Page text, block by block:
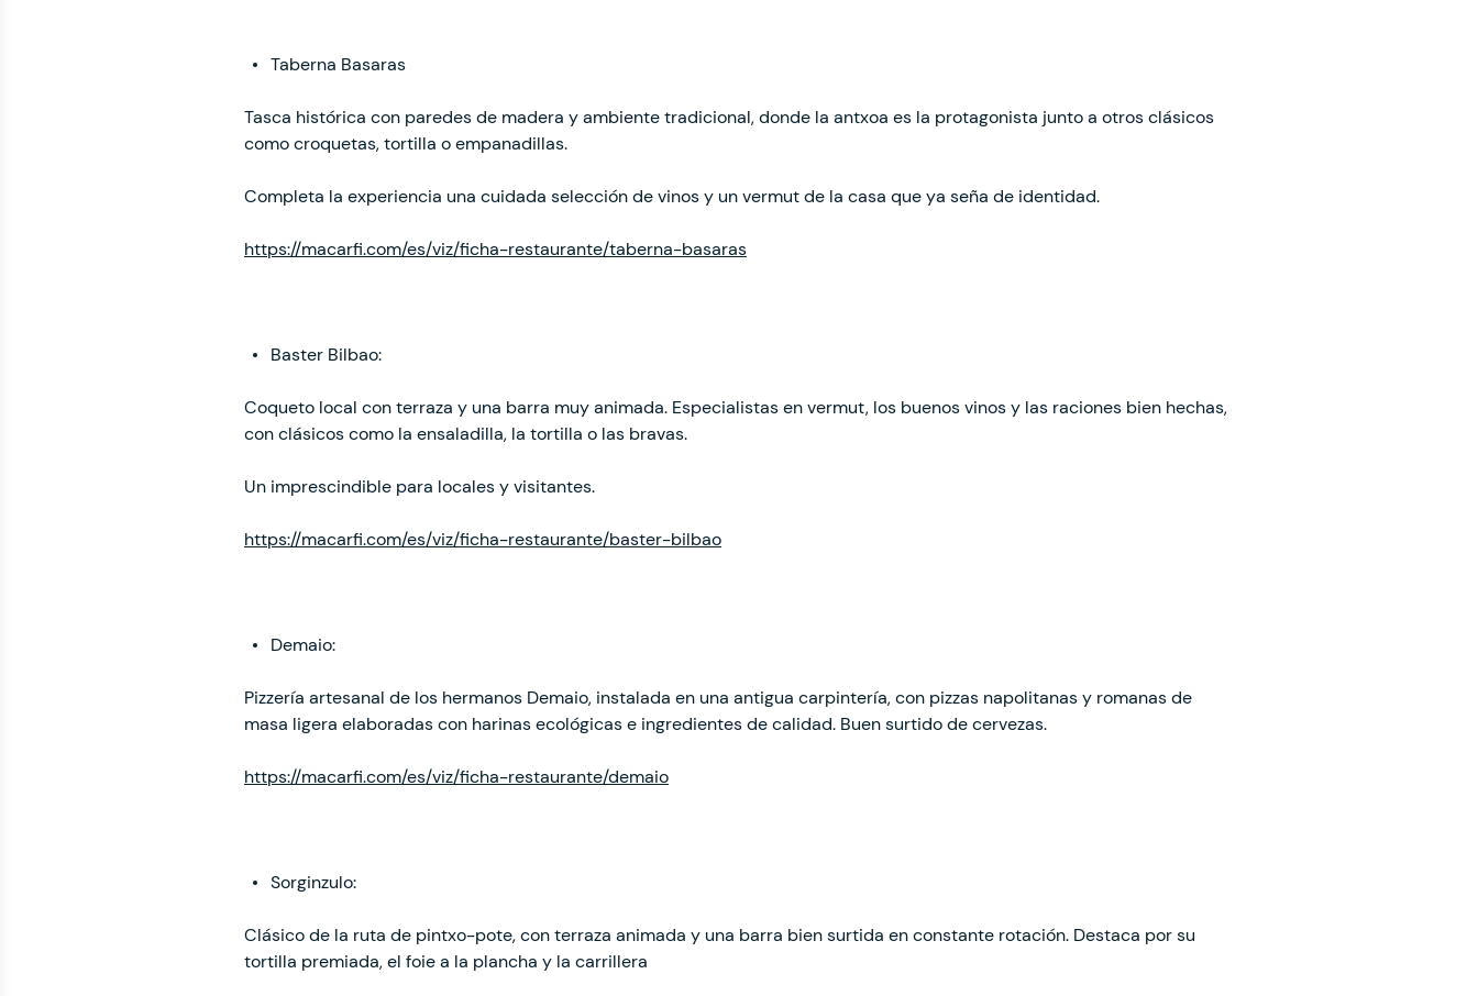
Taberna Basaras
Tasca histórica con paredes de madera y ambiente tradicional, donde la antxoa es la protagonista junto a otros clásicos
como croquetas, tortilla o empanadillas.
Completa la experiencia una cuidada selección de vinos y un vermut de la casa que ya seña de identidad.
https://macarfi.com/es/viz/ficha-restaurante/taberna-basaras
Baster Bilbao:
Coqueto local con terraza y una barra muy animada. Especialistas en vermut, los buenos vinos y las raciones bien hechas,
con clásicos como la ensaladilla, la tortilla o las bravas.
Un imprescindible para locales y visitantes.
https://macarfi.com/es/viz/ficha-restaurante/baster-bilbao
Demaio:
Pizzería artesanal de los hermanos Demaio, instalada en una antigua carpintería, con pizzas napolitanas y romanas de
masa ligera elaboradas con harinas ecológicas e ingredientes de calidad. Buen surtido de cervezas.
https://macarfi.com/es/viz/ficha-restaurante/demaio
Sorginzulo:
Clásico de la ruta de pintxo-pote, con terraza animada y una barra bien surtida en constante rotación. Destaca por su
tortilla premiada, el foie a la plancha y la carrillera